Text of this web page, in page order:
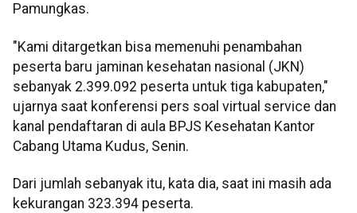
Pamungkas.
"Kami ditargetkan bisa memenuhi penambahan
peserta baru jaminan kesehatan nasional (JKN)
sebanyak 2.399.092 peserta untuk tiga kabupaten,"
ujarnya saat konferensi pers soal virtual service dan
kanal pendaftaran di aula BPJS Kesehatan Kantor
Cabang Utama Kudus, Senin.
Dari jumlah sebanyak itu, kata dia, saat ini masih ada
kekurangan 323.394 peserta.